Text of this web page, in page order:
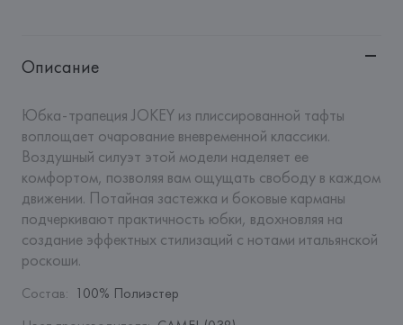
Описание
Юбка-трапеция JOKEY из плиссированной тафты
воплощает очарование вневременной классики.
Воздушный силуэт этой модели наделяет ее
комфортом, позволяя вам ощущать свободу в каждом
движении. Потайная застежка и боковые карманы
подчеркивают практичность юбки, вдохновляя на
создание эффектных стилизаций с нотами итальянской
роскоши.
Состав: 100% Полиэстер